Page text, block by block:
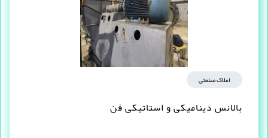
املاک صنعتی
بالانس دینامیکی و استاتیکی فن